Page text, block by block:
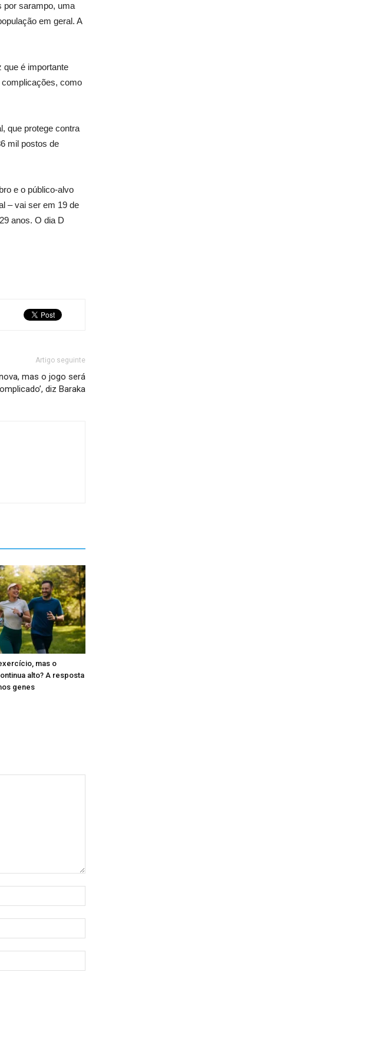
por sarampo, uma
em geral. A
que é importante
como
que protege contra
mil postos de
e o público-alvo
– vai ser em 19 de
anos. O dia D
Artigo seguinte
mas o jogo será
diz Baraka
mas o
alto? A resposta
genes